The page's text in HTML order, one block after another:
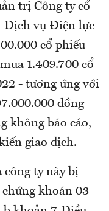
trị Công ty cổ
Dịch vụ Điện lực
cổ phiếu
1.409.700 cổ
- tương ứng với
đồng
không báo cáo,
giao dịch.
ty này bị
khoán 03